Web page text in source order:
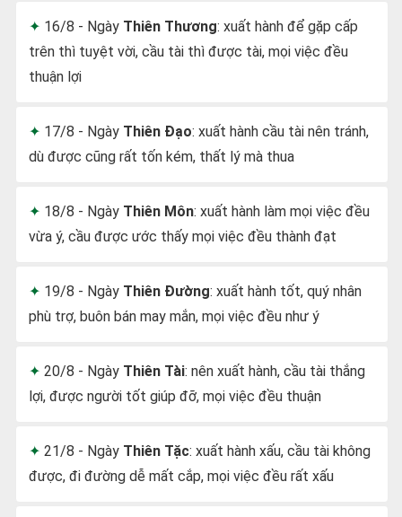
16/8 - Ngày Thiên Thương: xuất hành để gặp cấp
trên thì tuyệt vời, cầu tài thì được tài, mọi việc đều
thuận lợi
17/8 - Ngày Thiên Đạo: xuất hành cầu tài nên tránh,
dù được cũng rất tốn kém, thất lý mà thua
18/8 - Ngày Thiên Môn: xuất hành làm mọi việc đều
vừa ý, cầu được ước thấy mọi việc đều thành đạt
19/8 - Ngày Thiên Đường: xuất hành tốt, quý nhân
phù trợ, buôn bán may mắn, mọi việc đều như ý
20/8 - Ngày Thiên Tài: nên xuất hành, cầu tài thắng
lợi, được người tốt giúp đỡ, mọi việc đều thuận
21/8 - Ngày Thiên Tặc: xuất hành xấu, cầu tài không
được, đi đường dễ mất cắp, mọi việc đều rất xấu